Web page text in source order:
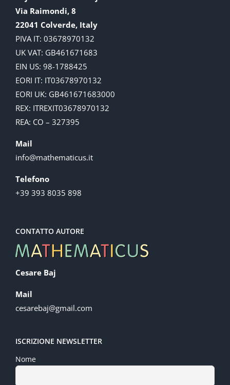
Via Raimondi, 8
22041 Colverde, Italy
PIVA IT: 03678970132
UK VAT: GB461671683
EIN US: 98-1788425
EORI IT: IT03678970132
EORI UK: GB461671683000
REX: ITREXIT03678970132
REA: CO – 327395
Mail
info@mathematicus.it
Telefono
+39 393 8035 898
CONTATTO AUTORE
Cesare Baj
Mail
cesarebaj@gmail.com
ISCRIZIONE NEWSLETTER
Nome